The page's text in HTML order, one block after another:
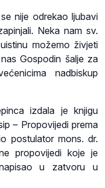
nije odrekao ljubavi
Neka nam sv.
možemo živjeti
Gospodin šalje za
nadbiskup
izdala je knjigu
– Propovijedi prema
postulator mons. dr.
propovijedi koje je
u zatvoru u